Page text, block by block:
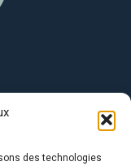
des technologies